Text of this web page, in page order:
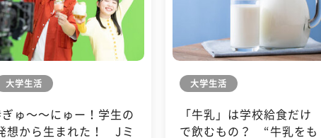
大学生活
ぎゅ〜〜にゅー！学生の
想から生まれた！ Jミ
大学生活
「牛乳」は学校給食だけ
で飲むもの？ “牛乳をも